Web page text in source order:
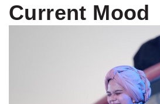
Current Mood